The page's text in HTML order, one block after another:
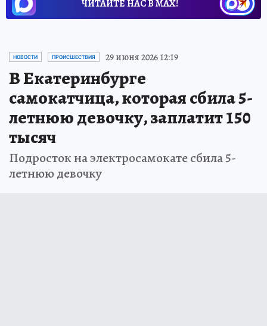
ЧИТАЙТЕ НАС В МАХ!
НОВОСТИ ПРОИСШЕСТВИЯ 29 июня 2026 12:19
В Екатеринбурге
самокатчица, которая сбила 5-
летнюю девочку, заплатит 150
тысяч
Подросток на электросамокате сбила 5-
летнюю девочку